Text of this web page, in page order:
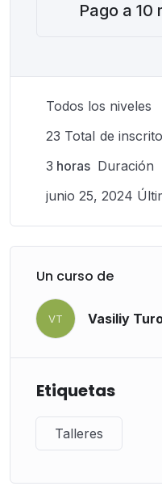
Pago a 10
Todos los niveles
23 TotaI de
3 horas Duración
junio 25, 2024
Un curso de
VT Vasiliy
Etiquetas
Talleres